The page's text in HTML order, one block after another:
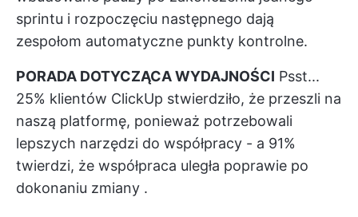
sprintu i rozpoczęciu następnego dają
zespołom automatyczne punkty kontrolne.
PORADA DOTYCZĄCA WYDAJNOŚCI Psst...
25% klientów ClickUp stwierdziło, że przeszli na
naszą platformę, ponieważ potrzebowali
lepszych narzędzi do współpracy - a 91%
twierdzi, że współpraca uległa poprawie po
dokonaniu zmiany .